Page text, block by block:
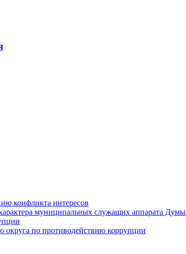
конфликта интересов
муниципальных служащих аппарата Думы
по противодействию коррупции